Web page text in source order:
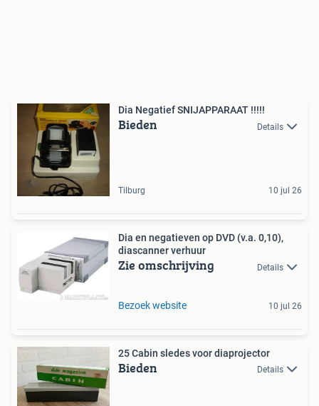
Dia Negatief SNIJAPPARAAT !!!!!
Bieden Details
Tilburg 10 jul 26
Dia en negatieven op DVD (v.a. 0,10),
diascanner verhuur
Zie omschrijving Details
Bezoek website 10 jul 26
25 Cabin sledes voor diaprojector
Bieden Details